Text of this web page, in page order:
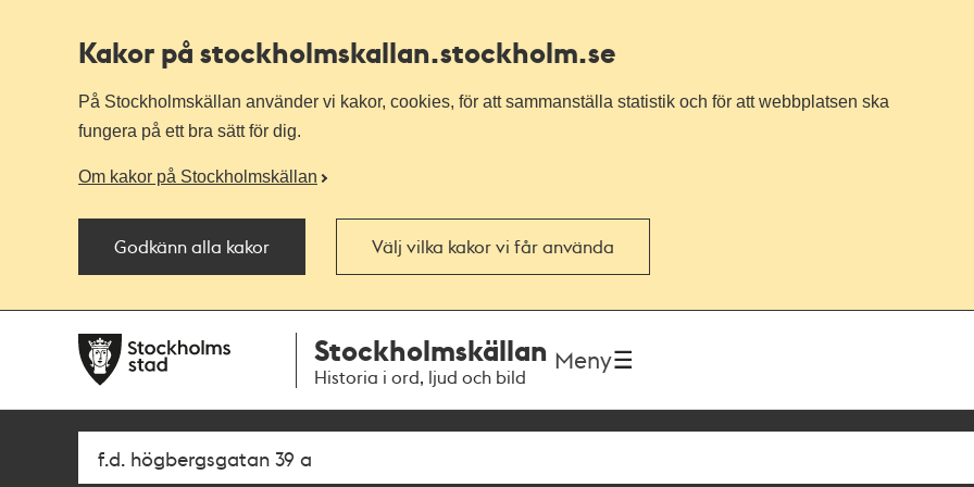
Kakor på stockholmskallan.stockholm.se
På Stockholmskällan använder vi kakor, cookies, för att sammanställa statistik och för att webbplatsen ska
fungera på ett bra sätt för dig.
Om kakor på Stockholmskällan
Godkänn alla kakor Välj vilka kakor vi får använda
navigationen
huvudinnehållet
Stockholmskällan
Historia i ord, ljud och bild
Meny
Sök